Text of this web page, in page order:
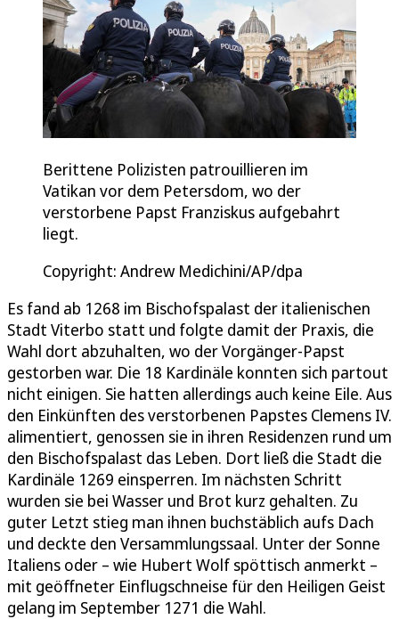
Berittene Polizisten patrouillieren im
Vatikan vor dem Petersdom, wo der
verstorbene Papst Franziskus aufgebahrt
liegt.
Copyright: Andrew Medichini/AP/dpa
Es fand ab 1268 im Bischofspalast der italienischen
Stadt Viterbo statt und folgte damit der Praxis, die
Wahl dort abzuhalten, wo der Vorgänger-Papst
gestorben war. Die 18 Kardinäle konnten sich partout
nicht einigen. Sie hatten allerdings auch keine Eile. Aus
den Einkünften des verstorbenen Papstes Clemens IV.
alimentiert, genossen sie in ihren Residenzen rund um
den Bischofspalast das Leben. Dort ließ die Stadt die
Kardinäle 1269 einsperren. Im nächsten Schritt
wurden sie bei Wasser und Brot kurz gehalten. Zu
guter Letzt stieg man ihnen buchstäblich aufs Dach
und deckte den Versammlungssaal. Unter der Sonne
Italiens oder – wie Hubert Wolf spöttisch anmerkt –
mit geöffneter Einflugschneise für den Heiligen Geist
gelang im September 1271 die Wahl.